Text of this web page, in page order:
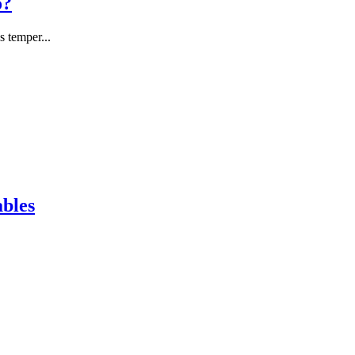
temper...